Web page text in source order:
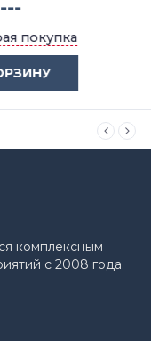
комплексным
с 2008 года.